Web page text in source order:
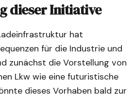
dieser Initiative
hat
für die Industrie und
zunächst die Vorstellung von
Lkw wie eine futuristische
dieses Vorhaben bald zur